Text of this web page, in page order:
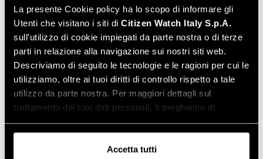
La presente Cookie policy ha lo scopo di informare gli
Utenti che visitano i siti di Citizen Watch Italy S.p.A.
sull’utilizzo di cookie impiegati da parte nostra o di terze
parti in relazione alla navigazione sui nostri siti web.
Descriviamo di seguito le tecnologie e le ragioni per cui le
utilizziamo, oltre ai tuoi diritti di controllo rispetto a tale
utilizzo da parte nostra. Per maggiori dettagli sul
trattamento dei tuoi dati personali, ti preghiamo di
Accetta tutti
Genere
Donna
Funzione
Solotempo
Tipo movimento
Quarzo
Materiale cassa
Acciaio
Finitura cassa
Acciaio
Vetro
Zaffiro
Tipo cinturino
Bracciale Metallo
Materiale cinturino
Acciaio